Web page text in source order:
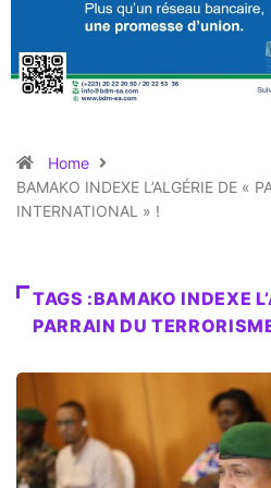
Home
BAMAKO INDEXE L’ALGÉRIE DE «
INTERNATIONAL » !
TAGS :BAMAKO INDEXE
PARRAIN DU